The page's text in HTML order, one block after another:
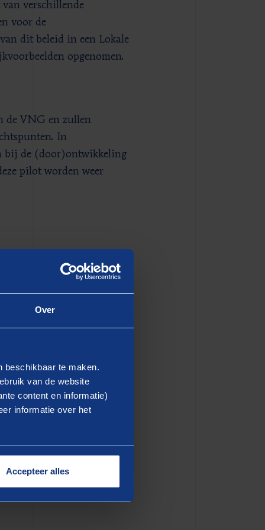
Over
beschikbaar te maken.
van de website
content en informatie)
informatie over het
Accepteer alles
verschillende
voor de
dit beleid in een Lokale
opgenomen.
de VNG en zullen
In
bij de (door)ontwikkeling
pilot worden weer